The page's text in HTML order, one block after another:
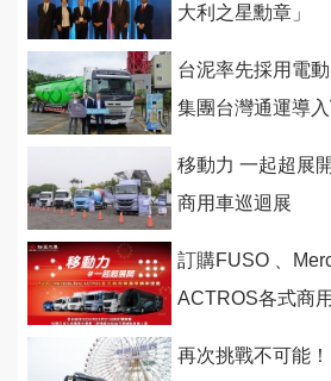
大利之星勳章」
台泥率先採用電
集團台灣通運導
移動力 一起超展
商用車巡迴展
訂購FUSO 、
ACTROS各式商
再次挑戰不可能